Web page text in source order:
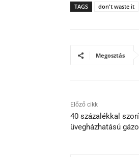
TAGS don't waste it
Megosztás
Előző cikk
40 százalékkal
üvegházhatású